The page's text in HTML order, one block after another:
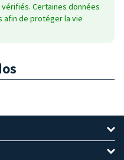
Certaines données
afin de protéger la vie